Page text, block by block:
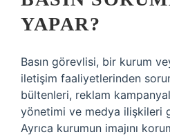
YAPAR?
Basın görevlisi, bir kurum
iletişim faaliyetlerinden
bültenleri, reklam
yönetimi ve medya ilişkileri
Ayrıca kurumun imajını